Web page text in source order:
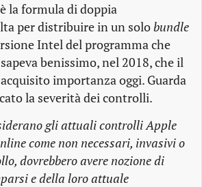
la formula di doppia
per distribuire in un solobundle
Intel del programma che
benissimo, nel 2018, che il
importanza oggi. Guarda
la severità dei controlli.
gli attuali controlli Apple
come non necessari, invasivi o
dovrebbero avere nozione di
e della loro attuale